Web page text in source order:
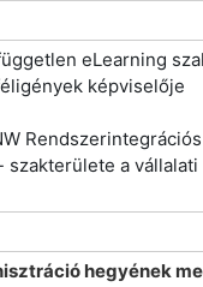
eLearning
képviselője
szakterülete a
hegyének